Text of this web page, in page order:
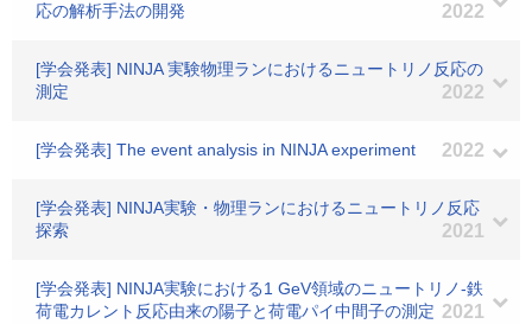
応の解析手法の開発
2022
[学会発表] NINJA 実験物理ランにおけるニュートリノ反応の
測定
2022
[学会発表] The event analysis in NINJA experiment 2022
[学会発表] NINJA実験・物理ランにおけるニュートリノ反応
探索
2021
[学会発表] NINJA実験における1 GeV領域のニュートリノ-鉄
荷電カレント反応由来の陽子と荷電パイ中間子の測定 2021